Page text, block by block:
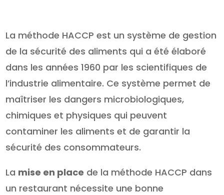
La méthode HACCP est un système de gestion
de la sécurité des aliments qui a été élaboré
dans les années 1960 par les scientifiques de
l’industrie alimentaire. Ce système permet de
maîtriser les dangers microbiologiques,
chimiques et physiques qui peuvent
contaminer les aliments et de garantir la
sécurité des consommateurs.
La mise en place de la méthode HACCP dans
un restaurant nécessite une bonne